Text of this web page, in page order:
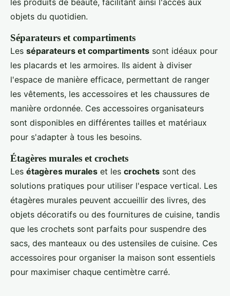
les produits de beauté, facilitant ainsi l'accès aux
objets du quotidien.
Séparateurs et compartiments
Les séparateurs et compartiments sont idéaux pour
les placards et les armoires. Ils aident à diviser
l'espace de manière efficace, permettant de ranger
les vêtements, les accessoires et les chaussures de
manière ordonnée. Ces accessoires organisateurs
sont disponibles en différentes tailles et matériaux
pour s'adapter à tous les besoins.
Étagères murales et crochets
Les étagères murales et les crochets sont des
solutions pratiques pour utiliser l'espace vertical. Les
étagères murales peuvent accueillir des livres, des
objets décoratifs ou des fournitures de cuisine, tandis
que les crochets sont parfaits pour suspendre des
sacs, des manteaux ou des ustensiles de cuisine. Ces
accessoires pour organiser la maison sont essentiels
pour maximiser chaque centimètre carré.